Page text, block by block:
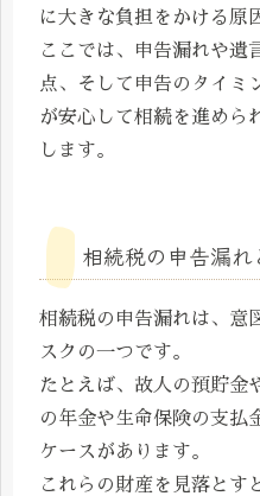
に大きな負担をかける原
ここでは、申告漏れや遺
点、そして申告のタイミ
が安心して相続を進めら
します。
相続税の申告漏れ
相続税の申告漏れは、意
スクの一つです。
たとえば、故人の預貯金
の年金や生命保険の支払
ケースがあります。
これらの財産を見落とす